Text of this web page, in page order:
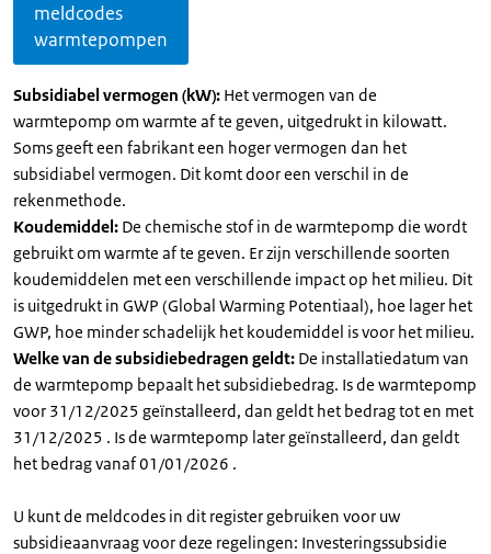
meldcodes
warmtepompen
Subsidiabel vermogen (kW): Het vermogen van de
warmtepomp om warmte af te geven, uitgedrukt in kilowatt.
Soms geeft een fabrikant een hoger vermogen dan het
subsidiabel vermogen. Dit komt door een verschil in de
rekenmethode.
Koudemiddel: De chemische stof in de warmtepomp die wordt
gebruikt om warmte af te geven. Er zijn verschillende soorten
koudemiddelen met een verschillende impact op het milieu. Dit
is uitgedrukt in GWP (Global Warming Potentiaal), hoe lager het
GWP, hoe minder schadelijk het koudemiddel is voor het milieu.
Welke van de subsidiebedragen geldt: De installatiedatum van
de warmtepomp bepaalt het subsidiebedrag. Is de warmtepomp
voor 31/12/2025 geïnstalleerd, dan geldt het bedrag tot en met
31/12/2025 . Is de warmtepomp later geïnstalleerd, dan geldt
het bedrag vanaf 01/01/2026 .
U kunt de meldcodes in dit register gebruiken voor uw
subsidieaanvraag voor deze regelingen: Investeringssubsidie